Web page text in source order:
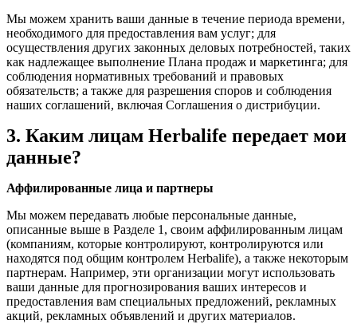
Мы можем хранить ваши данные в течение периода времени,
необходимого для предоставления вам услуг; для
осуществления других законных деловых потребностей, таких
как надлежащее выполнение Плана продаж и маркетинга; для
соблюдения нормативных требований и правовых
обязательств; а также для разрешения споров и соблюдения
наших соглашений, включая Соглашения о дистрибуции.
3. Каким лицам Herbalife передает мои
данные?
Аффилированные лица и партнеры
Мы можем передавать любые персональные данные,
описанные выше в Разделе 1, своим аффилированным лицам
(компаниям, которые контролируют, контролируются или
находятся под общим контролем Herbalife), а также некоторым
партнерам. Например, эти организации могут использовать
ваши данные для прогнозирования ваших интересов и
предоставления вам специальных предложений, рекламных
акций, рекламных объявлений и других материалов.